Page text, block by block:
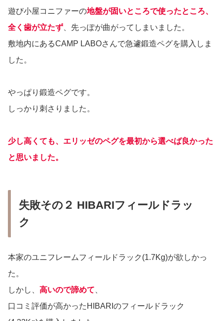
遊び小屋コニファーの地盤が固いところで使ったところ、
全く歯が立たず 、先っぽが曲がってしまいました。
敷地内にあるCAMP LABOさんで急遽鍛造ペグを購入しま
した。
やっぱり鍛造ペグです。
しっかり刺さりました。
少し高くても、エリッゼのペグを最初から選べば良かった
と思いました。
失敗その２ HIBARIフィールドラッ
ク
本家のユニフレームフィールドラック(1.7Kg)が欲しかっ
た。
しかし、 高いので諦めて
口コミ評価が高かったHIBARIのフィールドラック